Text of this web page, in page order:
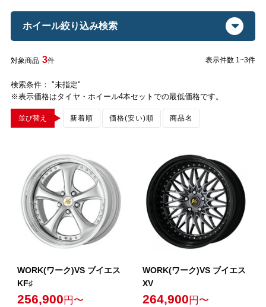
ホイール絞り込み検索
対象商品 3件 表示件数 1~3件
検索条件： "未指定"
※表示価格はタイヤ・ホイール4本セットでの最低価格です。
並び替え 新着順 価格(安い)順 商品名
WORK(ワーク)VS ブイエス
KF♯
256,900 円〜
WORK(ワーク)VS ブイエス
XV
264,900 円〜